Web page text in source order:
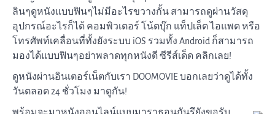
ลินๆดูหนังแบบฟินๆไม่มีอะไรขวางกั้น สามารถดูผ่านวัสดุ
อุปกรณ์อะไรก็ได้ คอมพิวเตอร์ โน้ตบุ๊ก แท็ปเล็ต ไอแพด หรือ
โทรศัพท์เคลื่อนที่ทั้งยังระบบ iOS รวมทั้ง Android ก็สามารถ
มองได้แบบฟินๆอย่าพลาดทุกหนังดี ซีรีส์เด็ด คลิกเลย!
ดูหนังผ่านอินเตอร์เน็ตกับเรา DOOMOVIE บอกเลยว่าดูได้ทั้ง
วันตลอด 24 ชั่วโมง มาดูกัน!
พร้อมจะมาหนังออนไลน์แบบมาราธอนกันรึยังขอรับ